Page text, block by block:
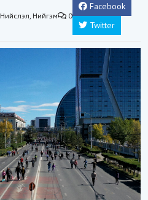
Нийслэл, Нийгэм 0
Facebook
Twitter